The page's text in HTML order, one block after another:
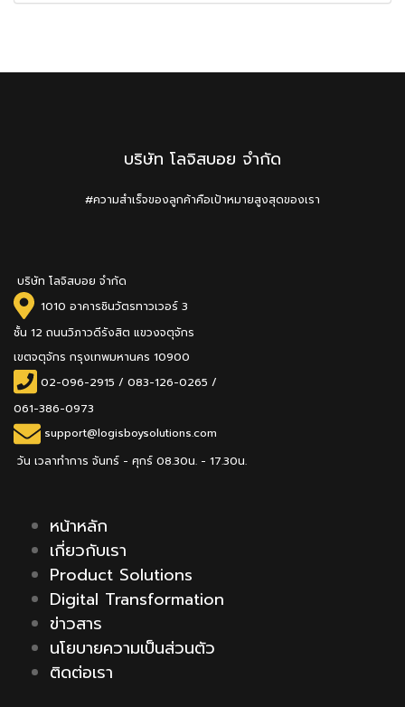
บริษัท โลจิสบอย จำกัด
#ความสำเร็จของลูกค้าคือเป้าหมายสูงสุดของเรา
บริษัท โลจิสบอย จำกัด
1010 อาคารชินวัตรทาวเวอร์ 3
ชั้น 12 ถนนวิภาวดีรังสิต แขวงจตุจักร
เขตจตุจักร กรุงเทพมหานคร 10900
02-096-2915/083-126-0265 /
061-386-0973
support@logisboysolutions.com
วัน เวลาทำการ จันทร์ - ศุกร์ 08.30น. - 17.30น.
หน้าหลัก
เกี่ยวกับเรา
Product Solutions
Digital Transformation
ข่าวสาร
นโยบายความเป็นส่วนตัว
ติดต่อเรา